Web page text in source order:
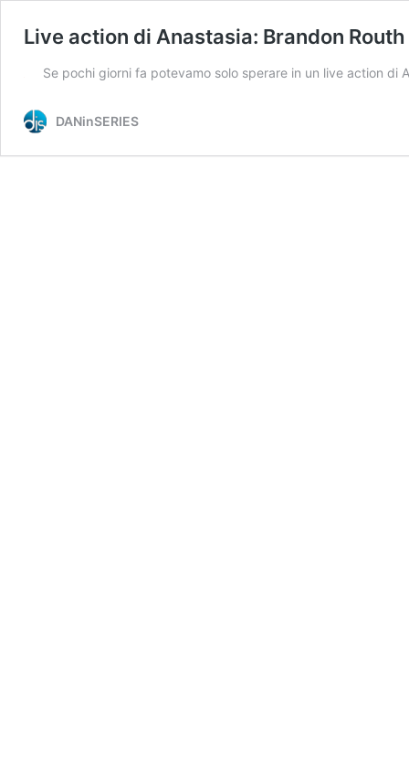
Live action di Anastasia: Brandon
Se pochi giorni fa potevamo solo sperare in un live action
DANinSERIES